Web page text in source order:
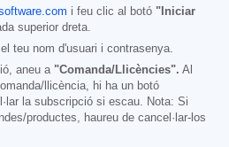
i feu clic al botó "Iniciar
superior dreta.
teu nom d'usuari i contrasenya.
aneu a "Comanda/Llicències". Al
llicència, hi ha un botó
la subscripció si escau. Nota: Si
productes, haureu de cancel·lar-los